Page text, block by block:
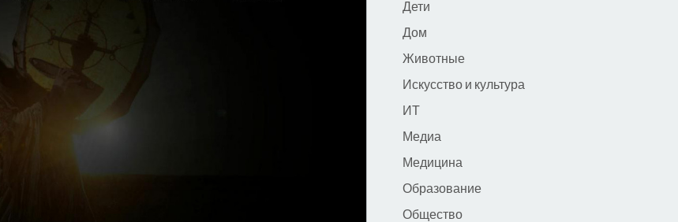
Дети
Дом
Животные
Искусство и культура
ИТ
Медиа
Медицина
Образование
Общество